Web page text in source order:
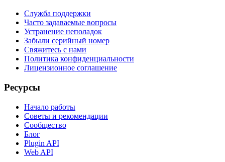
Служба поддержки
Часто задаваемые вопросы
Устранение неполадок
Забыли серийный номер
Свяжитесь с нами
Политика конфиденциальности
Лицензионное соглашение
Ресурсы
Начало работы
Советы и рекомендации
Сообщество
Блог
Plugin API
Web API